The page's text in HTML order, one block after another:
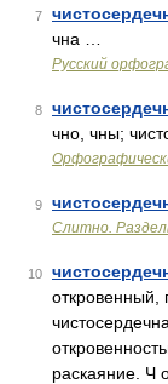
7
чна …
Русский
8
чно, чны;
9
Слитно.
10
откровенный,
раскаяние. Ч